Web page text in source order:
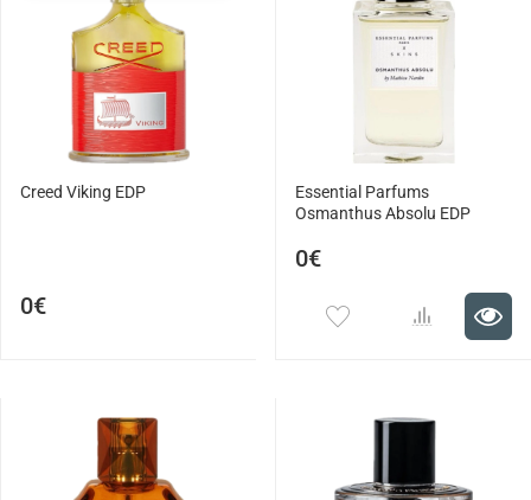
Creed Viking EDP
0€
Essential Parfums
Osmanthus Absolu EDP
0€